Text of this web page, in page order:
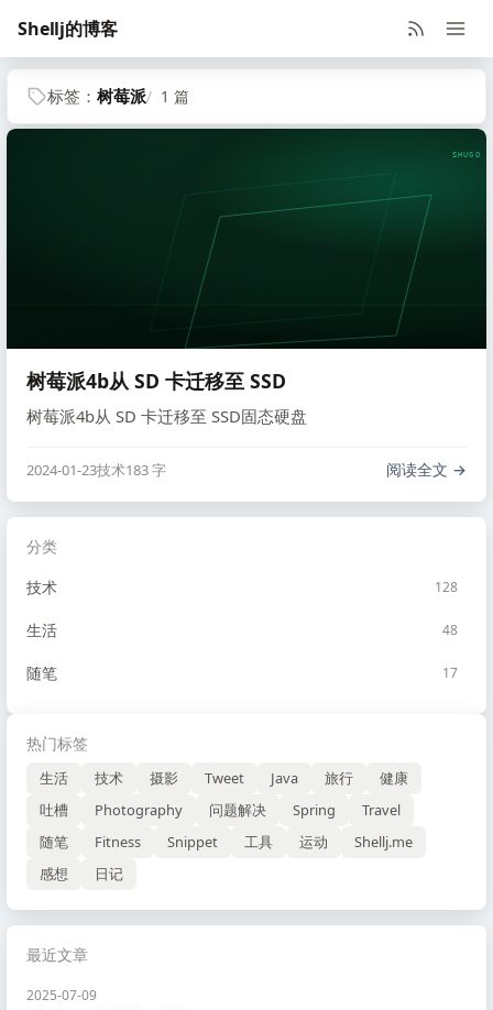
Shellj的博客
分类
技术
128
生活 48
随笔 17
热门标签
生活 技术 摄影 Tweet Java 旅行
健康
吐槽
Photography 问题解决 Spring
Travel
随笔
Fitness Snippet 工具 运动
Shellj.me
感想
日记
标签： 树莓派 1 篇
SHUGO
树莓派4b从 SD 卡迁移至 SSD
树莓派4b从 SD 卡迁移至 SSD固态硬盘
2024-01-23技术183 字 阅读全文
最近文章
2025-07-09